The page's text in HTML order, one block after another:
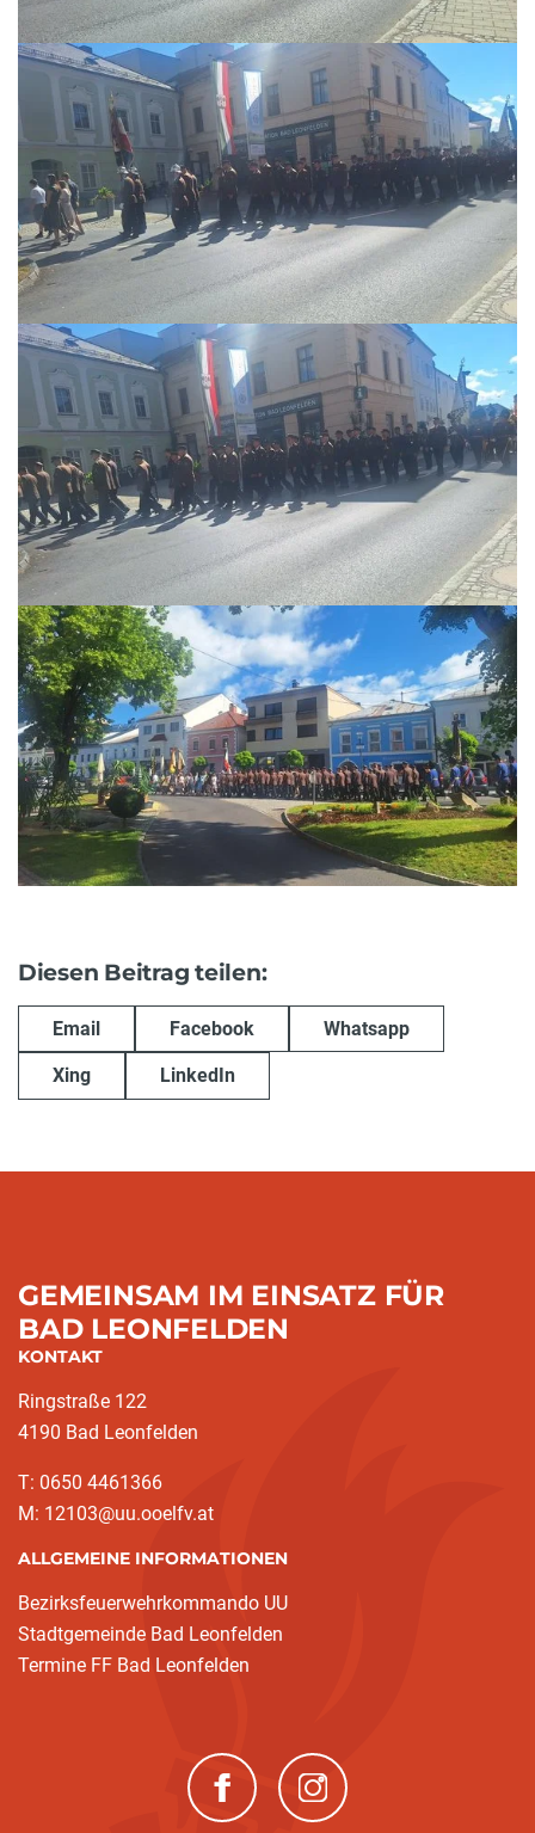
Diesen Beitrag teilen:
Email Facebook Whatsapp
Xing LinkedIn
GEMEINSAM IM EINSATZ FÜR
BAD LEONFELDEN
KONTAKT
Ringstraße 122
4190 Bad Leonfelden
T: 0650 4461366
M: 12103@uu.ooelfv.at
ALLGEMEINE INFORMATIONEN
Bezirksfeuerwehrkommando UU
Stadtgemeinde Bad Leonfelden
Termine FF Bad Leonfelden
(neues Fenster)(neues Fenster)